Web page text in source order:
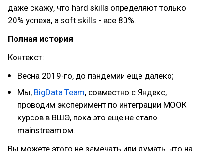
даже скажу, что hard skills определяют только
20% успеха, а soft skills - все 80%.
Полная история
Контекст:
Весна 2019-го, до пандемии еще далеко;
Мы, BigData Team, совместно с Яндекс,
проводим эксперимент по интеграции МООК
курсов в ВШЭ, пока это еще не стало
mainstream'ом.
Вы можете этого не замечать или думать, что на